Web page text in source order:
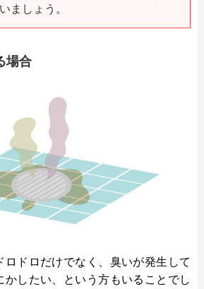
ましょう。
場合
ロドロだけでなく、臭いが発生して
かしたい、という方もいることでし